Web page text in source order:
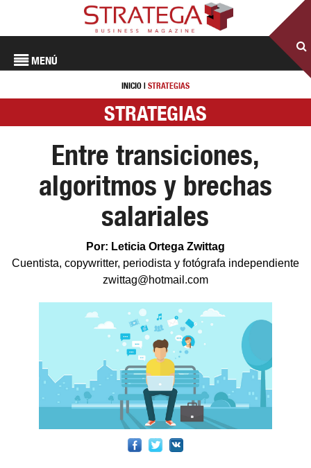
MENÚ
INICIO | STRATEGIAS
STRATEGIAS
Entre transiciones,
algoritmos y brechas
salariales
Por: Leticia Ortega Zwittag
Cuentista, copywritter, periodista y fotógrafa independiente
zwittag@hotmail.com